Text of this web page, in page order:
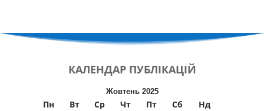
КАЛЕНДАР ПУБЛІКАЦІЙ
Жовтень 2025
Пн Вт Ср Чт Пт Сб
Нд